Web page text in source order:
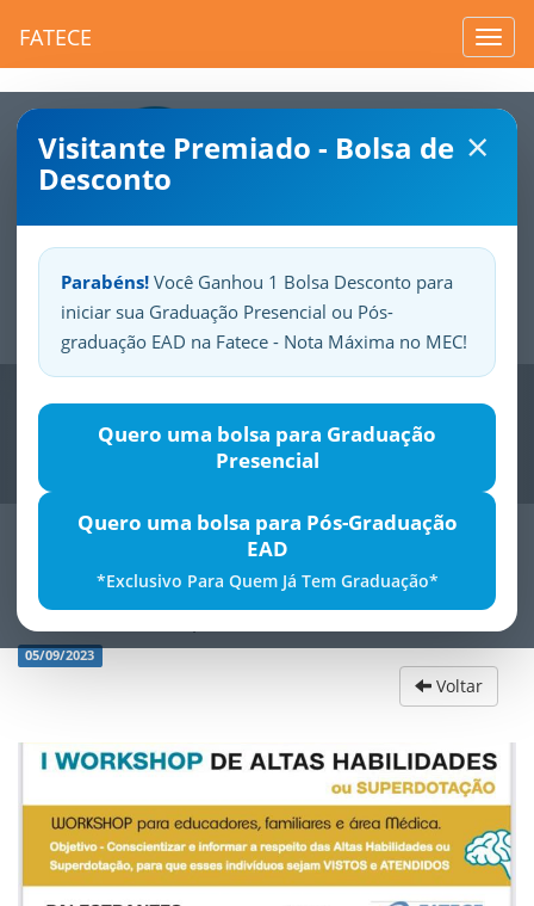
FATECE
×
Visitante Premiado - Bolsa de
Desconto
Parabéns! Você Ganhou 1 Bolsa Desconto para
iniciar sua Graduação Presencial ou Pós-
graduação EAD na Fatece - Nota Máxima no MEC!
Quero uma bolsa para Graduação
Presencial
Quero uma bolsa para Pós-Graduação
EAD
*Exclusivo Para Quem Já Tem Graduação*
SuaFatece.Seuorgulho.
Previous
1Âº Workshop de Altas Habilidades
05/09/2023
Voltar